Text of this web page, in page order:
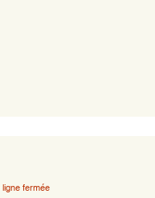
ligne fermée